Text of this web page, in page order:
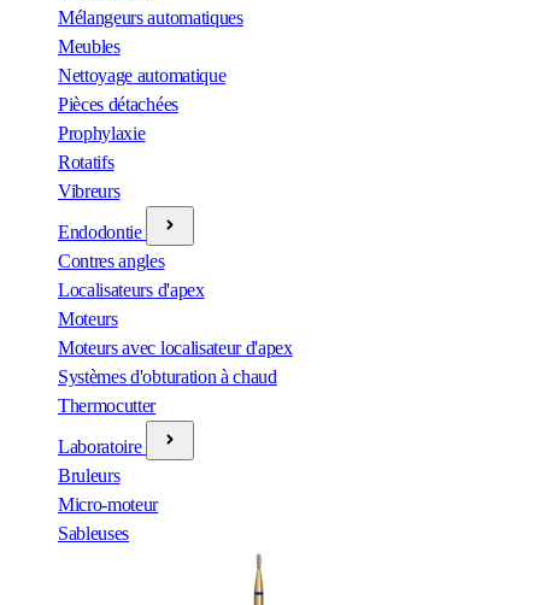
Mélangeurs automatiques
Meubles
Nettoyage automatique
Pièces détachées
Prophylaxie
Rotatifs
Vibreurs
Endodontie
Contres angles
Localisateurs d'apex
Moteurs
Moteurs avec localisateur d'apex
Systèmes d'obturation à chaud
Thermocutter
Laboratoire
Bruleurs
Micro-moteur
Sableuses